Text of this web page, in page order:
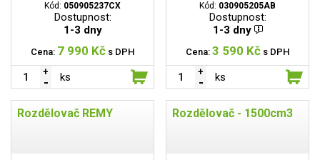
Kód: 050905237CX
Dostupnost:
1-3 dny
Cena: 7 990 Kč s DPH
ks
Kód: 030905205AB
Dostupnost:
1-3 dny
Cena: 3 590 Kč s DPH
ks
Rozdělovač REMY Rozdělovač - 1500cm3